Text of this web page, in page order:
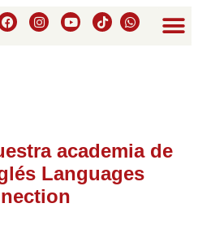
academia de
Languages